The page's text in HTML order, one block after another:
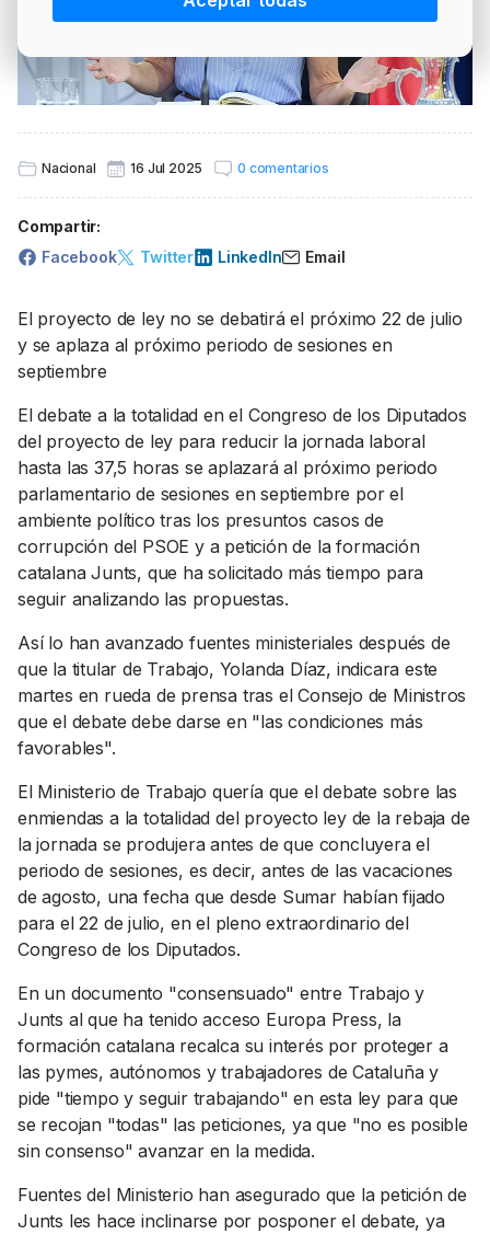
Nacional 16 Jul 2025 0 comentarios
Compartir:
Facebook
Twitter LinkedIn Email
El proyecto de ley no se debatirá el próximo 22 de julio
y se aplaza al próximo periodo de sesiones en
septiembre
El debate a la totalidad en el Congreso de los Diputados
del proyecto de ley para reducir la jornada laboral
hasta las 37,5 horas se aplazará al próximo periodo
parlamentario de sesiones en septiembre por el
ambiente político tras los presuntos casos de
corrupción del PSOE y a petición de la formación
catalana Junts, que ha solicitado más tiempo para
seguir analizando las propuestas.
Así lo han avanzado fuentes ministeriales después de
que la titular de Trabajo, Yolanda Díaz, indicara este
martes en rueda de prensa tras el Consejo de Ministros
que el debate debe darse en "las condiciones más
favorables".
El Ministerio de Trabajo quería que el debate sobre las
enmiendas a la totalidad del proyecto ley de la rebaja de
la jornada se produjera antes de que concluyera el
periodo de sesiones, es decir, antes de las vacaciones
de agosto, una fecha que desde Sumar habían fijado
para el 22 de julio, en el pleno extraordinario del
Congreso de los Diputados.
En un documento "consensuado" entre Trabajo y
Junts al que ha tenido acceso Europa Press, la
formación catalana recalca su interés por proteger a
las pymes, autónomos y trabajadores de Cataluña y
pide "tiempo y seguir trabajando" en esta ley para que
se recojan "todas" las peticiones, ya que "no es posible
sin consenso" avanzar en la medida.
Fuentes del Ministerio han asegurado que la petición de
Junts les hace inclinarse por posponer el debate, ya
NEWSLETTER
LÍDERES EQUIPAMIENTOS Y SERVICIOS DEL
TABLÓN Y MARKETPLACE
GSO AGRÍCOLA
GSO PROFESIONAL
MOD. 500-503
LÍDERES EQUIPAMIENTOS Y SERVICIOS SECTOR